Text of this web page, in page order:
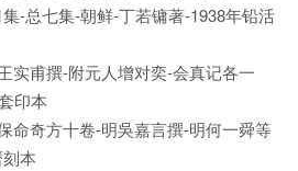
-总七集-朝鲜-丁若镛著-1938年铅活
实甫撰-附元人增对奕-会真记各一
印本
命奇方十卷-明吳嘉言撰-明何一舜等
本